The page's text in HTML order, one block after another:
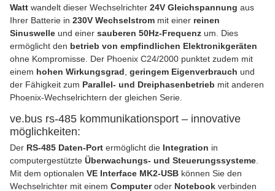
Watt wandelt dieser Wechselrichter 24V Gleichspannung aus
Ihrer Batterie in 230V Wechselstrom mit einer reinen
Sinuswelle und einer sauberen 50Hz-Frequenz um. Dies
ermöglicht den betrieb von empfindlichen Elektronikgeräten
ohne Kompromisse. Der Phoenix C24/2000 punktet zudem mit
einem hohen Wirkungsgrad geringem Eigenverbrauch und
der Fähigkeit zum Parallel- und Dreiphasenbetrieb mit anderen
Phoenix-Wechselrichtern der gleichen Serie.
ve.bus rs-485 kommunikationsport – innovative
möglichkeiten:
Der RS-485 Daten-Port ermöglicht die Integration in
computergestützte Überwachungs- und Steuerungssysteme
Mit dem optionalen VE Interface MK2-USB können Sie den
Wechselrichter mit einem Computeroder Notebook verbinden